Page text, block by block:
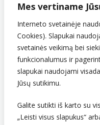
Mes vertiname
Interneto svetainėje
Cookies). Slapukai
svetainės veikimą bei
funkcionalumus ir
slapukai naudojami
Jūsų sutikimu.
Galite sutikti iš karto su
„Leisti visus slapukus“
PVM mokėtojo
LT907432416